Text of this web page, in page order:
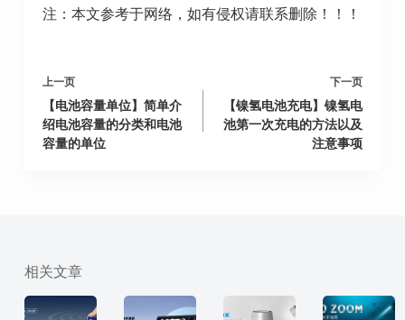
注：本文参考于网络，如有侵权请联系删除！！！
上一页
【电池容量单位】简单介
绍电池容量的分类和电池
容量的单位
下一页
【镍氢电池充电】镍氢电
池第一次充电的方法以及
注意事项
相关文章